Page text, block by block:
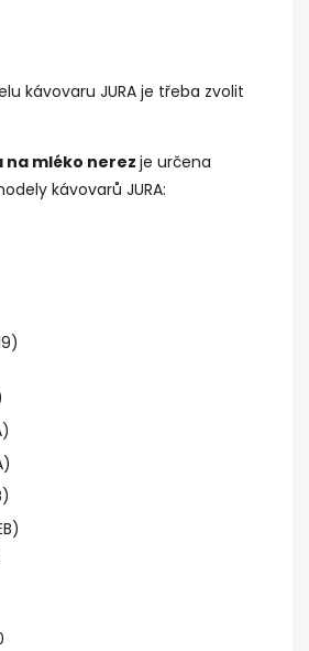
kávovaru JURA je třeba zvolit
na mléko nerez je určena
kávovarů JURA: